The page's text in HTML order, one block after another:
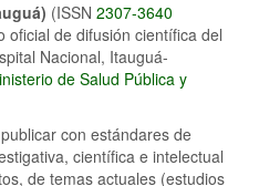
(ISSN 2307-3640
de difusión científica del
Nacional, Itauguá-
de Salud Pública y
con estándares de
científica e intelectual
de temas actuales (estudios